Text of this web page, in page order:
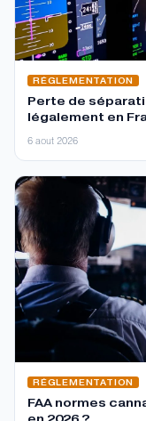
RÉGLEMENTATION
Perte de
légalement en
6 aout 2026
RÉGLEMENTATION
FAA normes